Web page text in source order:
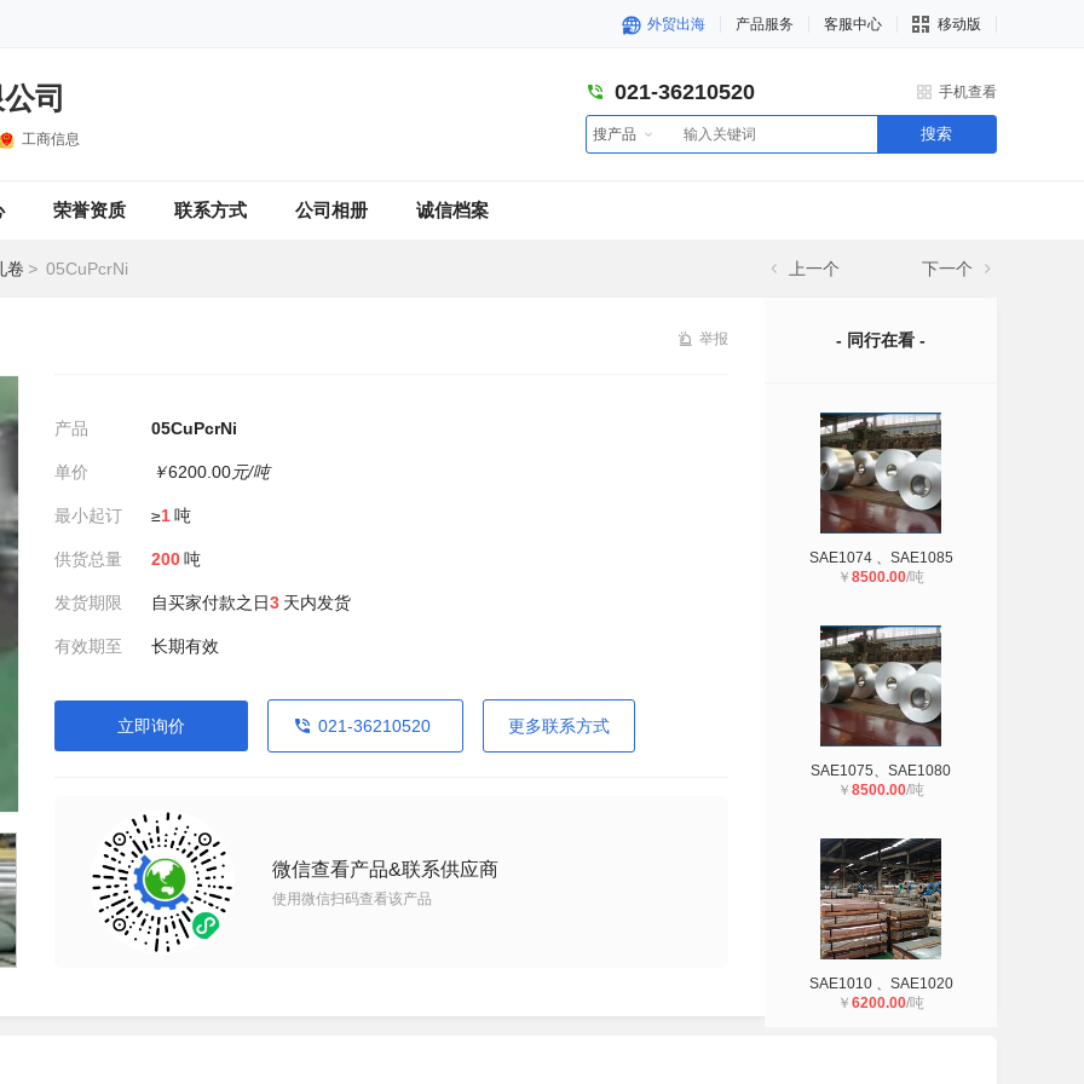
外贸出海 产品服务 客服中心 移动版
司
工商信息
021-36210520 手机查看
搜产品 搜索
荣誉资质 联系方式 公司相册 诚信档案
卷 > 05CuPcrNi 上一个 下一个
举报
产品 05CuPcrNi
单价 ￥6200.00元/吨
最小起订 ≥1吨
供货总量 200吨
发货期限 自买家付款之日3 天内发货
有效期至 长期有效
立即询价 021-36210520 更多联系方式
微信查看产品&联系供应商
使用微信扫码查看该产品
- 同行在看 -
SAE1074 、SAE1085
￥ 8500.00/吨
SAE1075、SAE1080
￥ 8500.00/吨
SAE1010 、SAE1020
￥ 6200.00/吨